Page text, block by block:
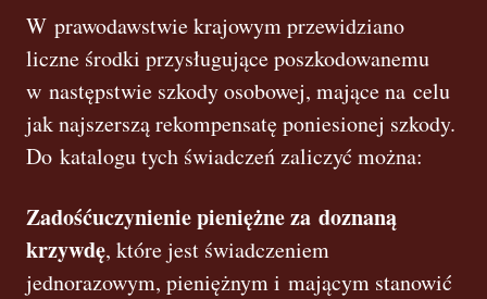
W prawodawstwie krajowym przewidziano
liczne środki przysługujące poszkodowanemu
w następstwie szkody osobowej, mające na celu
jak najszerszą rekompensatę poniesionej szkody.
Do katalogu tych świadczeń zaliczyć można:
Zadośćuczynienie pieniężne za doznaną
krzywdę, które jest świadczeniem
jednorazowym, pieniężnym i mającym stanowić